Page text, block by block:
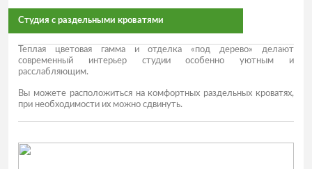
Студия с раздельными кроватями
Теплая цветовая гамма и отделка «под дерево» делают
современный интерьер студии особенно уютным и
расслабляющим.
Вы можете расположиться на комфортных раздельных кроватях,
при необходимости их можно сдвинуть.